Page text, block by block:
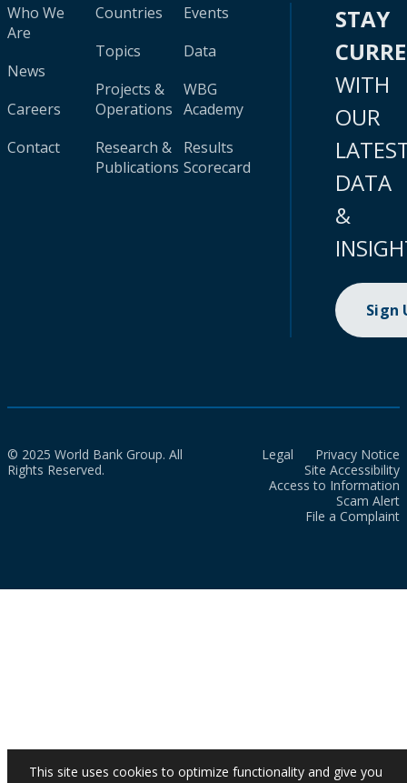
Who We
Are
News
Careers
Contact
Countries
Topics
Projects &
Operations
Research &
Publications
Events
Data
WBG
Academy
Results
Scorecard
STAY
WITH
OUR
DATA
&
Sign
© 2025 World Bank Group. All
Rights Reserved.
Legal
Privacy Notice
Site Accessibility
Access to Information
Scam Alert
File a Complaint
This site uses cookies to optimize functionality and give you